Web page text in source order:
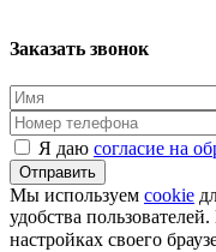
Заказать звонок
Я даю согласие на
Отправить
Мы используем cookie
удобства
настройках своего